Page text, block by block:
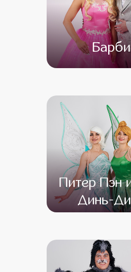
Барби
Питер Пэн
Динь-